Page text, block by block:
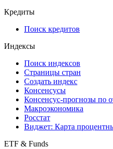
Кредиты
Поиск кредитов
Индексы
Поиск индексов
Страницы стран
Создать индекс
Консенсусы
Консенсус-прогнозы по
Макроэкономика
Росстат
Виджет: Карта
ETF & Funds